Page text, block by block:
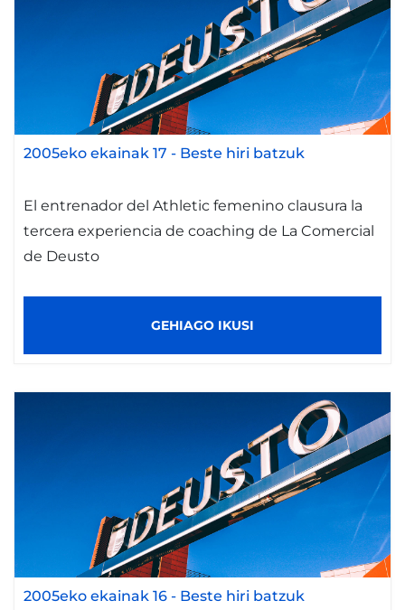
2005eko ekainak 17 - Beste hiri batzuk
El entrenador del Athletic femenino clausura la
tercera experiencia de coaching de La Comercial
de Deusto
GEHIAGO IKUSI
2005eko ekainak 16 - Beste hiri batzuk